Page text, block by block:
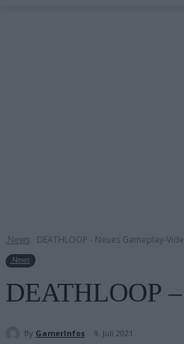
.News DEATHLOOP - Neues Gameplay-
.News
DEATHLOOP
By GamerInfos 9. Juli 2021